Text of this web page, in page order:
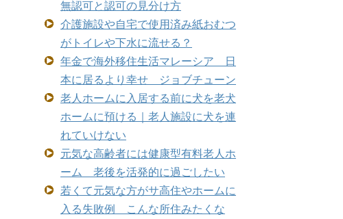
無認可と認可の見分け方
介護施設や自宅で使用済み紙おむつ
がトイレや下水に流せる？
年金で海外移住生活マレーシア 日
本に居るより幸せ ジョブチューン
老人ホームに入居する前に犬を老犬
ホームに預ける｜老人施設に犬を連
れていけない
元気な高齢者には健康型有料老人ホ
ーム 老後を活発的に過ごしたい
若くて元気な方がサ高住やホームに
入る失敗例 こんな所住みたくな